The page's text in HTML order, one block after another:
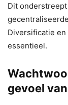
Dit
Diversificatie
essentieel.
gevoel